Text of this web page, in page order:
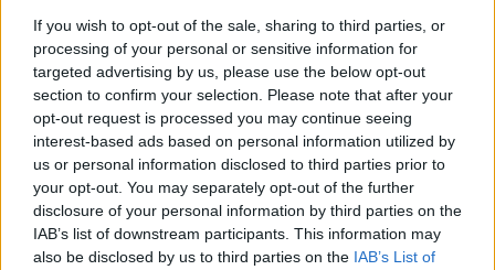
If you wish to opt-out of the sale, sharing to third parties, or
processing of your personal or sensitive information for
targeted advertising by us, please use the below opt-out
section to confirm your selection. Please note that after your
opt-out request is processed you may continue seeing
interest-based ads based on personal information utilized by
us or personal information disclosed to third parties prior to
your opt-out. You may separately opt-out of the further
disclosure of your personal information by third parties on the
IAB’s list of downstream participants. This information may
also be disclosed by us to third parties on the IAB’s List of
ruošti tradicinius šašlykus, jums patiks „Iki“
akcija šviežiai, kokybiškai kiaulienos
sprandinei – kilogramas tekainuoja 3,99 Eur.
Bent kartą šį savaitgalį verta pasimėgauti ir
lašiša, nes „Iki“ jos pjausniams paskelbta net
47 proc. nuolaida – kilogramą įsigysite vos už
8,99 Eur.